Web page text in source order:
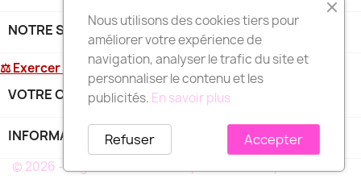
NOTRE SOCIÉTÉ
⚖ Exercer mon droit de rétractation
VOTRE COMPTE
INFORMATIONS
© 2026 - Logiciel e-commerce par PrestaShop™
Nous utilisons des cookies tiers pour
améliorer votre expérience de
navigation, analyser le trafic du site et
personnaliser le contenu et les
publicités. En savoir plus
Accepter
Refuser